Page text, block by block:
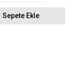
Sepete Ekle